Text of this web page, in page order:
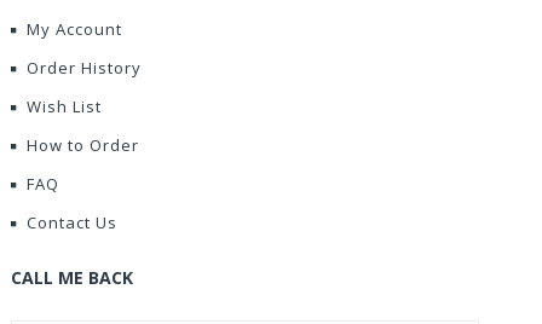
My Account
Order History
Wish List
How to Order
FAQ
Contact Us
CALL ME BACK